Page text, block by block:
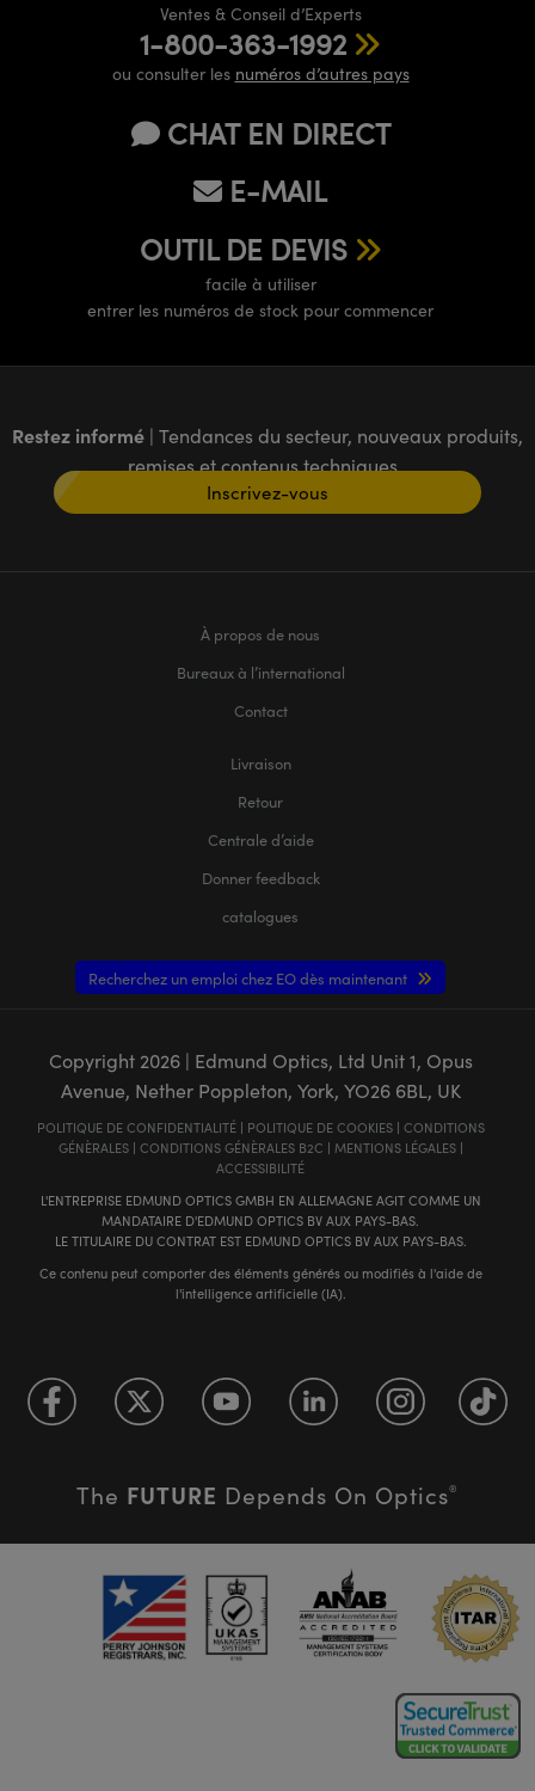
Ventes & Conseil d’Experts
1-800-363-1992
ou consulter les numéros d’autres pays
CHAT EN DIRECT
E-MAIL
OUTIL DE DEVIS
facile à utiliser
entrer les numéros de stock pour commencer
Restez informé | Tendances du secteur, nouveaux produits,
remises et contenus techniques
Inscrivez-vous
À propos de nous
Bureaux à l’international
Contact
Livraison
Retour
Centrale d’aide
Donner feedback
catalogues
Recherchez un emploi chez EO dès maintenant
Copyright 2026| Edmund Optics, Ltd Unit 1, Opus
Avenue, Nether Poppleton, York, YO26 6BL, UK
POLITIQUE DE CONFIDENTIALITÉ| POLITIQUE DE COOKIES| CONDITIONS
GÉNÈRALES| CONDITIONS GÉNÈRALES B2C | MENTIONS LÉGALES|
ACCESSIBILITÉ
L'ENTREPRISE EDMUND OPTICS GMBH EN ALLEMAGNE AGIT COMME UN
MANDATAIRE D'EDMUND OPTICS BV AUX PAYS-BAS.
LE TITULAIRE DU CONTRAT EST EDMUND OPTICS BV AUX PAYS-BAS.
Ce contenu peut comporter des éléments générés ou modifiés à l'aide de
l'intelligence artificielle (IA).
The FUTURE Depends On Optics®